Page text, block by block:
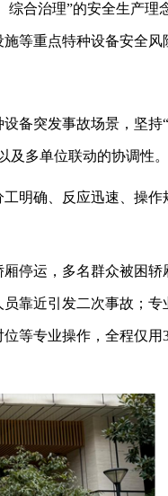
合治理”的安全生产理
等重点特种设备安全风
备突发事故场景，坚持
多单位联动的协调性。
明确、反应迅速、操
停运，多名群众被困
靠近引发二次事故；
等专业操作，全程仅用